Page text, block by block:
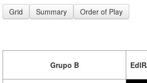
Grid Summary Order of Play
Grupo B